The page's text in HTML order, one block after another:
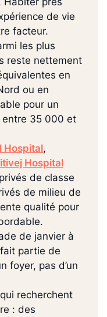
de vie
facteur.
les plus
reste nettement
en
ou en
pour un
entre 35 000 et
Hospital,
Hospital
de classe
de milieu de
qualité pour
de janvier à
partie de
foyer, pas d’un
recherchent
: des